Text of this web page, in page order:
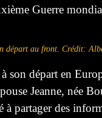
Guerre
départ au front. Crédit:
son départ en
Jeanne, née
à partager des